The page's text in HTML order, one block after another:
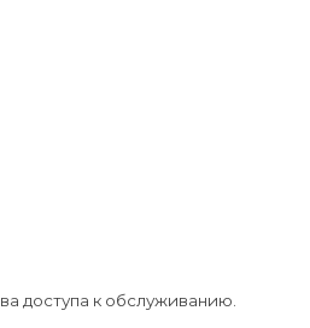
доступа к обслуживанию.